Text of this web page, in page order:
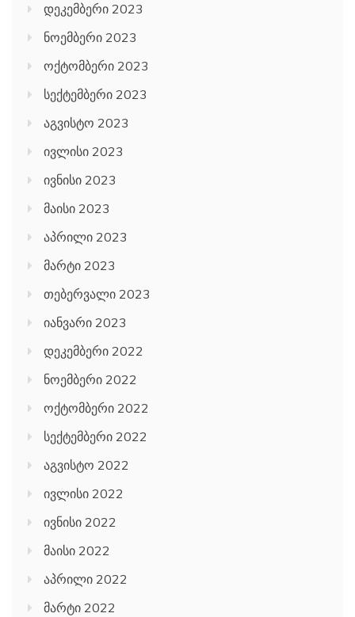
დეკემბერი 2023
ნოემბერი 2023
ოქტომბერი 2023
სექტემბერი 2023
აგვისტო 2023
ივლისი 2023
ივნისი 2023
მაისი 2023
აპრილი 2023
მარტი 2023
თებერვალი 2023
იანვარი 2023
დეკემბერი 2022
ნოემბერი 2022
ოქტომბერი 2022
სექტემბერი 2022
აგვისტო 2022
ივლისი 2022
ივნისი 2022
მაისი 2022
აპრილი 2022
მარტი 2022